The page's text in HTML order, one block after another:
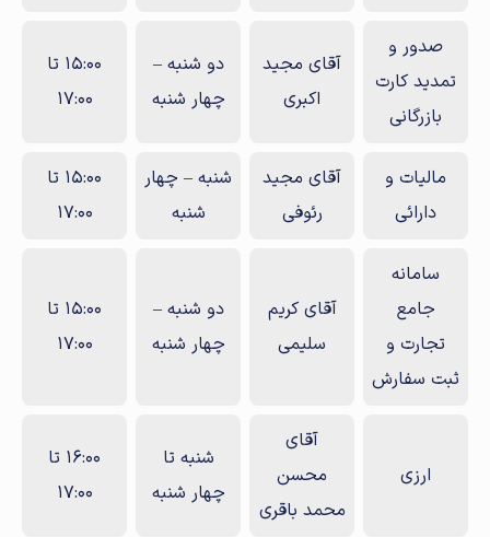
صدور و
تمدید کارت
بازرگانی
آقای مجید
اکبری
دو شنبه –
چهار شنبه
15:00 تا
17:00
مالیات و
دارائی
آقای مجید
رئوفی
شنبه – چهار
شنبه
15:00 تا
17:00
سامانه
جامع
تجارت و
ثبت سفارش
آقای کریم
سلیمی
دو شنبه –
چهار شنبه
15:00 تا
17:00
ارزی
آقای
محسن
محمد باقری
شنبه تا
چهار شنبه
16:00 تا
17:00